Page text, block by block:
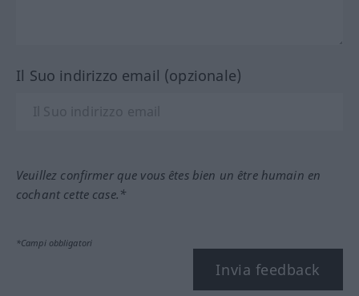
Il Suo indirizzo email (opzionale)
Veuillez confirmer que vous êtes bien un être humain en
cochant cette case.*
*Campi obbligatori
Invia feedback